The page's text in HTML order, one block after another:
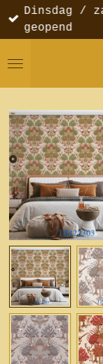
Ga
direct
de
Dinsdag /
geopend